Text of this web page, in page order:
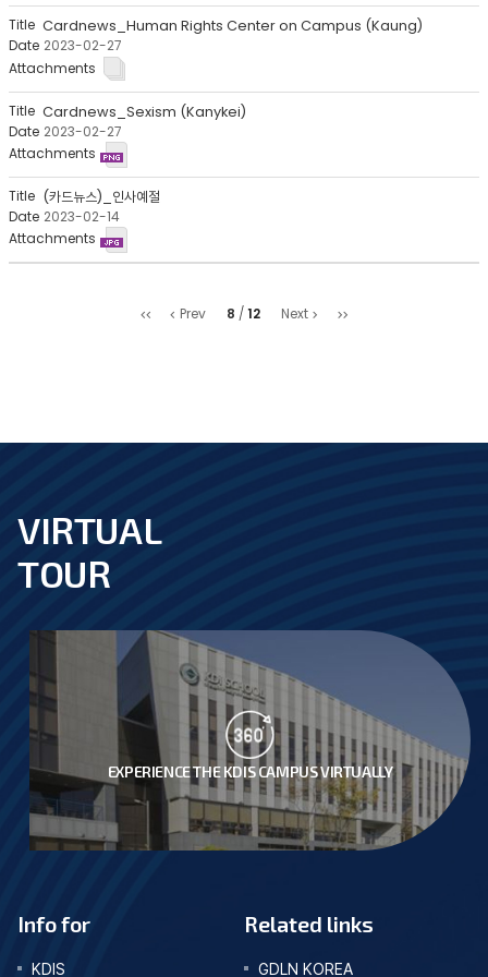
수
Cardnews_Human Rights Center on Campus (Kaung)
2023-02-27
Cardnews_Sexism (Kanykei)
2023-02-27
(카드뉴스)_인사예절
2023-02-14
처
Prev 8 12 Next
마
footer
VIRTUAL
TOUR
EXPERIENCE THE KDIS CAMPUS VIRTUALLY
Info for
KDIS
Related links
GDLN KOREA